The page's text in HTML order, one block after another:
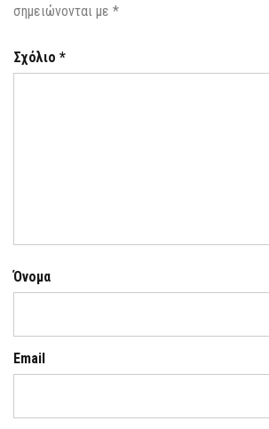
σημειώνονται με *
Σχόλιο *
Όνομα
Email